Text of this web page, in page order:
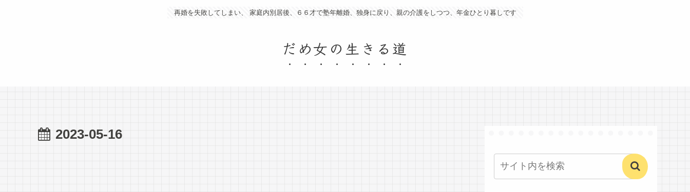
再婚を失敗してしまい、 家庭内別居後、６６才で塾年離婚、独身に戻り、親の介護をしつつ、年金ひとり暮しです
だめ女の生きる道
2023-05-16